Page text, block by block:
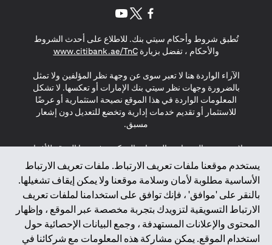
يستخدم موقعنا ملفات تعريف الارتباط. ملفات تعريف الارتباط
الأساسية مطلوبة لأمان وسلامة موقعنا ولا يمكن إيقاف تشغيلها.
بالنقر على 'موافق' ، فإنك توافق على استخدامنا لملفات تعريف
الارتباط التسويقية لتزويدك بتجربة مخصصة عبر الموقع ، وإظهار
المحتوى والإعلانات المستهدفة ، وجمع البيانات الإحصائية حول
استخدام الموقع. يمكن مشاركة هذه المعلومات مع شركائنا في
تُطبق شروط وأحكام سيتي بنك. للاطلاع على أحدث الشروط
والأحكام ، تفضل بزيارةwww.citibank.ae/TnC
(opens in a new tab)
الآراء الواردة هنا لا تعبر سوى عن وجهة نظر المؤلفين ولا تمثل
بالضرورة وجهات نظر سيتي بنك الإمارات أو تعكسها. لا تشكل
المعلومات الواردة في هذا الموقع نصيحة استثمارية أو عرضًا
للاستثمار أو تقديم خدمات إدارية وتخضع للتعديل دون إشعار
مسبق.
لا يتم تقديم المنتجات والخدمات المذكورة في هذا الموقع للأفراد
المقيمين في الاتحاد الأوروبي أو المنطقة الاقتصادية الأوروبية أو
سويسرا أو غيرنسي أو جيرسي أو موناكو أو سان مارينو أو
الفاتيكان أو جزيرة مان أو المملكة المتحدة أو خصوصية البيانات
(لائحة حماية البيانات العامة \ قانون حماية البيانات الشخصية
العامة \ قانون خصوصية نيوزيلندا). المحتوى الموجود في هذه
الصفحة ليس ولا ينبغي تفسيره على أنه عرض أو دعوة أو دعوة
لشراء أو بيع أي من المنتجات والخدمات المذكورة هنا لمثل هؤلاء